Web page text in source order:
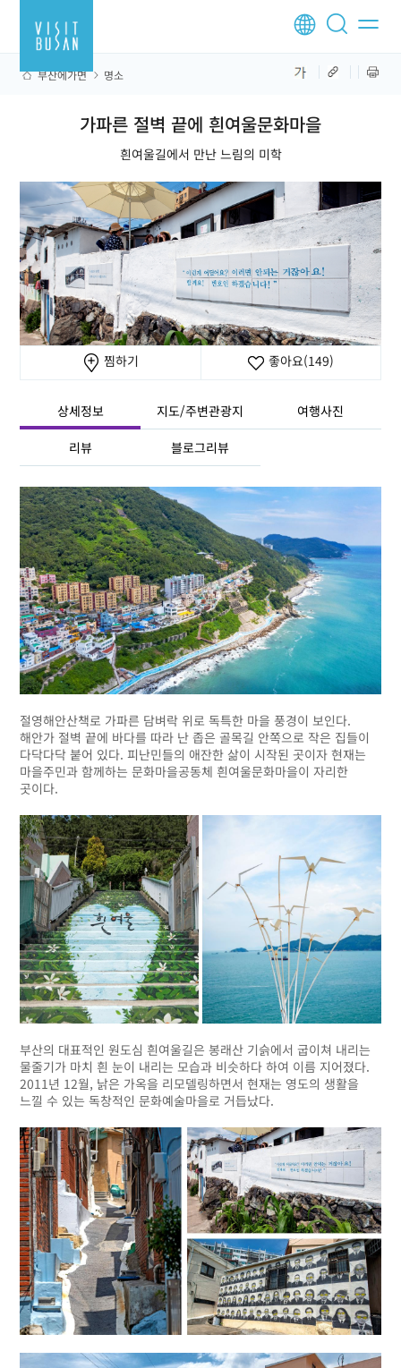
부산에가면 명소
가파른 절벽 끝에 흰여울문화마을
흰여울길에서 만난 느림의 미학
찜하기 좋아요(149)
상세정보 지도/주변관광지 여행사진
리뷰 블로그리뷰
절영해안산책로 가파른 담벼락 위로 독특한 마을 풍경이 보인다.
해안가 절벽 끝에 바다를 따라 난 좁은 골목길 안쪽으로 작은 집들이
다닥다닥 붙어 있다. 피난민들의 애잔한 삶이 시작된 곳이자 현재는
마을주민과 함께하는 문화마을공동체 흰여울문화마을이 자리한
곳이다.
부산의 대표적인 원도심 흰여울길은 봉래산 기슭에서 굽이쳐 내리는
물줄기가 마치 흰 눈이 내리는 모습과 비슷하다 하여 이름 지어졌다.
2011년 12월, 낡은 가옥을 리모델링하면서 현재는 영도의 생활을
느낄 수 있는 독창적인 문화예술마을로 거듭났다.